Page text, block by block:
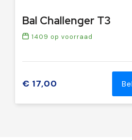
Bal Challenger T3
1409 op voorraad
€ 17,00